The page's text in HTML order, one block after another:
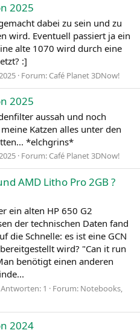
2025
dabei zu sein und zu
wird. Eventuell passiert ja ein
alte 1070 wird durch eine
:]
Forum: Café Planet 3DNow!
2025
aussah und noch
Katzen alles unter den
*elchgrins*
Forum: Café Planet 3DNow!
AMD Litho Pro 2GB ?
ein alten HP 650 G2
der technischen Daten fand
die Schnelle: es ist eine GCN
wird? "Can it run
benötigt einen anderen
Antworten: 1 Forum: Notebooks,
2024